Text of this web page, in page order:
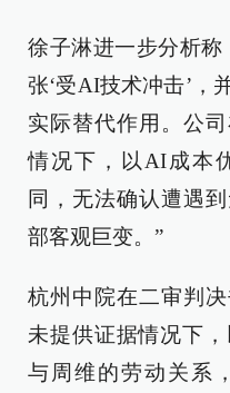
徐子淋进一步分析称
张‘受AI技术冲击’，
实际替代作用。公
情况下，以AI成本
同，无法确认遭遇
部客观巨变。”
杭州中院在二审判
未提供证据情况下
与周维的劳动关系